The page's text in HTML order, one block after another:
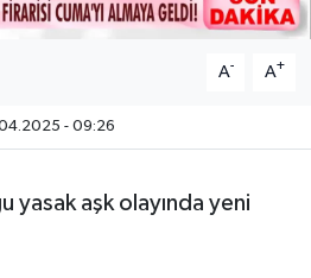
A- A+
- 09:26
yasak aşk olayında yeni